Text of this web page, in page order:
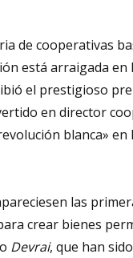
de cooperativas
está arraigada
el prestigioso
en director
blanca»
las
crear bienes
Devrai, que han